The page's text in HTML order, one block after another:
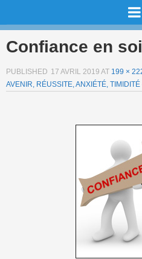
Confiance en soi
PUBLISHED 17 AVRIL 2019 AT 199 ×
AVENIR, RÉUSSITE, ANXIÉTÉ,